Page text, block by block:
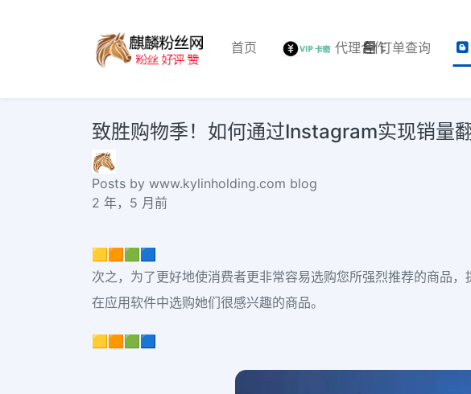
首页 代理合作订单查询
致胜购物季！如何通过Instagram实现销量翻
Posts by www.kylinholding.com blog
2 年，5 月前
🟨🟧🟩🟦
次之，为了更好地使消费者更非常容易选购您所强烈推荐的商品
在应用软件中选购她们很感兴趣的商品。
🟨🟧🟩🟦